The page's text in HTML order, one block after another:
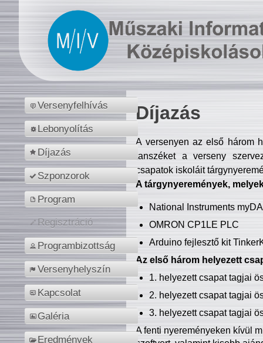
Versenyfelhívás
Lebonyolítás
Díjazás
Szponzorok
Program
Regisztráció
Programbizottság
Versenyhelyszín
Kapcsolat
Galéria
Eredmények
Díjazás
A versenyen az első három
tanszéket a verseny
csapatok iskoláit
A tárgynyeremények,
National Instruments
OMRON CP1LE PLC
Arduino fejlesztő kit
Az első három helyezett
1. helyezett csapat tagjai
2. helyezett csapat tagjai
3. helyezett csapat tagjai
A fenti nyereményeken kívül